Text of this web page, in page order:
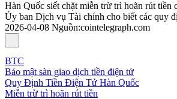
Hàn Quốc siết chặt miễn trừ trì hoãn rút tiền
Ủy ban Dịch vụ Tài chính cho biết các quy
2026-04-08 Nguồn:cointelegraph.com
BTC
Bảo mật sàn giao dịch tiền điện tử
Quy Định Tiền Điện Tử Hàn Quốc
Miễn trừ trì hoãn rút tiền